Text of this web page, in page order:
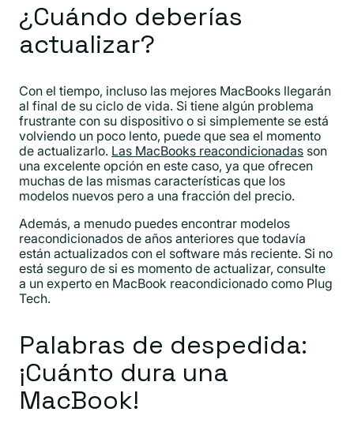
¿Cuándo deberías
actualizar?
Con el tiempo, incluso las mejores MacBooks llegarán
al final de su ciclo de vida. Si tiene algún problema
frustrante con su dispositivo o si simplemente se está
volviendo un poco lento, puede que sea el momento
de actualizarlo. Las MacBooks reacondicionadas son
una excelente opción en este caso, ya que ofrecen
muchas de las mismas características que los
modelos nuevos pero a una fracción del precio.
Además, a menudo puedes encontrar modelos
reacondicionados de años anteriores que todavía
están actualizados con el software más reciente. Si no
está seguro de si es momento de actualizar, consulte
a un experto en MacBook reacondicionado como Plug
Tech.
Palabras de despedida:
¡Cuánto dura una
MacBook!